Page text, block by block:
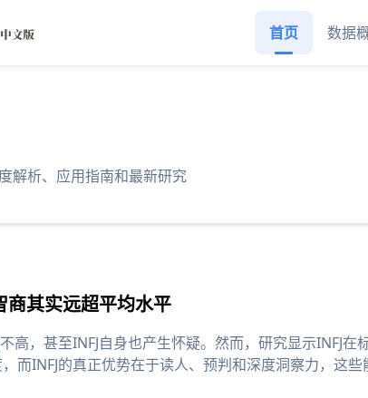
首页 数据
解析、应用指南和最新研究
商其实远超平均水平
高，甚至INFJ自身也产生怀疑。然而，研究显示INFJ
而INFJ的真正优势在于读人、预判和深度洞察力，这